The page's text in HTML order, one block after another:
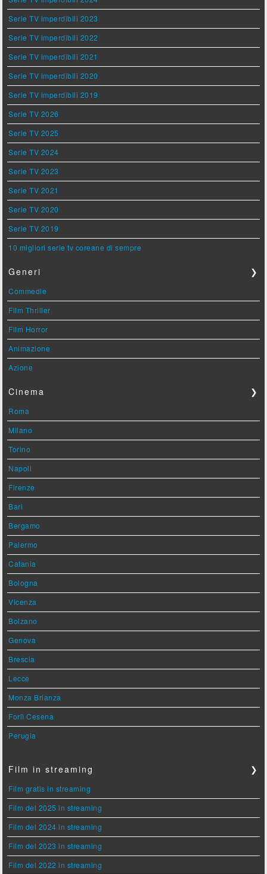
Serie TV imperdibili 2023
Serie TV imperdibili 2022
Serie TV imperdibili 2021
Serie TV imperdibili 2020
Serie TV imperdibili 2019
Serie TV 2026
Serie TV 2025
Serie TV 2024
Serie TV 2023
Serie TV 2021
Serie TV 2020
Serie TV 2019
10 migliori serie tv coreane di sempre
Generi ❯
Commedie
Film Thriller
Film Horror
Animazione
Azione
Cinema ❯
Roma
Milano
Torino
Napoli
Firenze
Bari
Bergamo
Palermo
Catania
Bologna
Vicenza
Bolzano
Genova
Brescia
Lecce
Monza Brianza
Forlì Cesena
Perugia
Film in streaming ❯
Film gratis in streaming
Film del 2025 in streaming
Film del 2024 in streaming
Film del 2023 in streaming
Film del 2022 in streaming